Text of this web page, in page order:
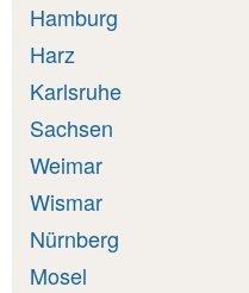
Hamburg
Harz
Karlsruhe
Sachsen
Weimar
Wismar
Nürnberg
Mosel